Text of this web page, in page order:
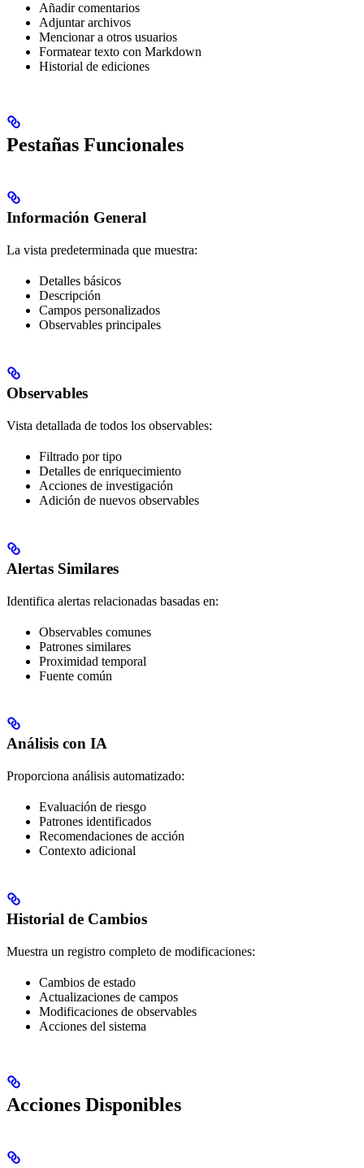
Añadir comentarios
Adjuntar archivos
Mencionar a otros usuarios
Formatear texto con Markdown
Historial de ediciones
Pestañas Funcionales
Información General
La vista predeterminada que muestra:
Detalles básicos
Descripción
Campos personalizados
Observables principales
Observables
Vista detallada de todos los observables:
Filtrado por tipo
Detalles de enriquecimiento
Acciones de investigación
Adición de nuevos observables
Alertas Similares
Identifica alertas relacionadas basadas en:
Observables comunes
Patrones similares
Proximidad temporal
Fuente común
Análisis con IA
Proporciona análisis automatizado:
Evaluación de riesgo
Patrones identificados
Recomendaciones de acción
Contexto adicional
Historial de Cambios
Muestra un registro completo de modificaciones:
Cambios de estado
Actualizaciones de campos
Modificaciones de observables
Acciones del sistema
Acciones Disponibles